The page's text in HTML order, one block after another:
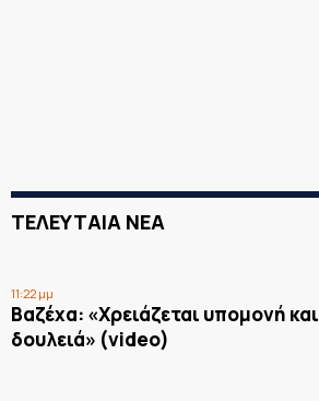
ΤΕΛΕΥΤΑΙΑ ΝΕΑ
11:22 μμ
Βαζέχα: «Χρειάζεται υπομονή και
δουλειά» (video)